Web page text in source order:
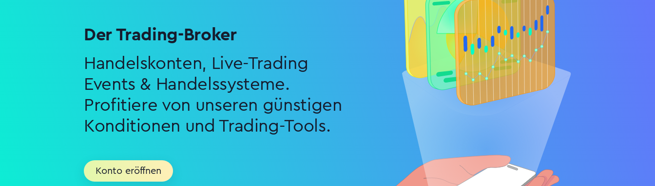
Der Trading-Broker
Handelskonten, Live-Trading
Events & Handelssysteme.
Profitiere von unseren günstigen
Konditionen und Trading-Tools.
Konto eröffnen